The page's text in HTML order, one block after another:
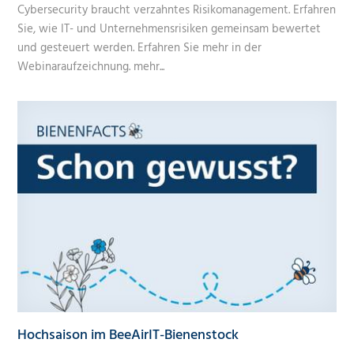
Cybersecurity braucht verzahntes Risikomanagement. Erfahren
Sie, wie IT- und Unternehmensrisiken gemeinsam bewertet
und gesteuert werden. Erfahren Sie mehr in der
Webinaraufzeichnung. mehr...
Hochsaison im BeeAirIT-Bienenstock